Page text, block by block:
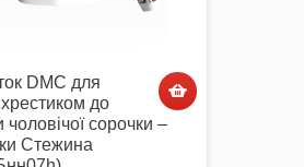
DMC для
до
чоловічої сорочки –
Стежина